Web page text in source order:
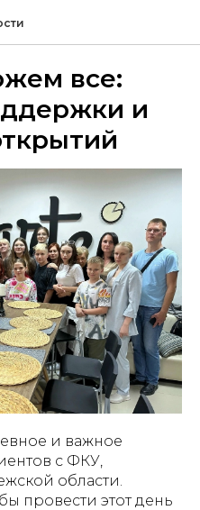
все:
и
и важное
с ФКУ,
области.
провести этот день